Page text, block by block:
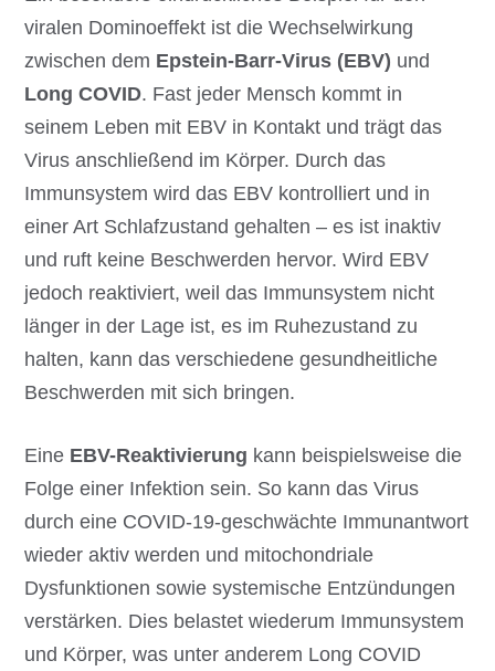
viralen Dominoeffekt ist die Wechselwirkung
zwischen dem Epstein-Barr-Virus (EBV) und
Long COVID. Fast jeder Mensch kommt in
seinem Leben mit EBV in Kontakt und trägt das
Virus anschließend im Körper. Durch das
Immunsystem wird das EBV kontrolliert und in
einer Art Schlafzustand gehalten – es ist inaktiv
und ruft keine Beschwerden hervor. Wird EBV
jedoch reaktiviert, weil das Immunsystem nicht
länger in der Lage ist, es im Ruhezustand zu
halten, kann das verschiedene gesundheitliche
Beschwerden mit sich bringen.
Eine EBV-Reaktivierung kann beispielsweise die
Folge einer Infektion sein. So kann das Virus
durch eine COVID-19-geschwächte Immunantwort
wieder aktiv werden und mitochondriale
Dysfunktionen sowie systemische Entzündungen
verstärken. Dies belastet wiederum Immunsystem
und Körper, was unter anderem Long COVID